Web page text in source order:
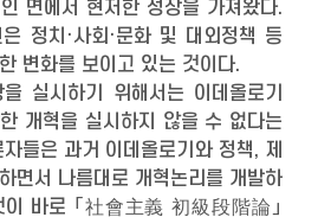
면에서 현저한 성장을 가져왔다.
정치·사회·문화 및 대외정책 등
변화를 보이고 있는 것이다.
실시하기 위해서는 이데올로기
개혁을 실시하지 않을 수 없다는
들은 과거 이데올로기와 정책, 제
면서 나름대로 개혁논리를 개발하
이 바로 「社會主義 初級段階論」